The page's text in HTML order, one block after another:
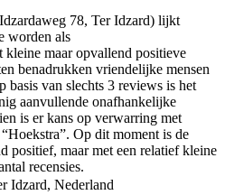
78, Ter Idzard) lijkt
worden als
maar opvallend positieve
benadrukken vriendelijke mensen
basis van slechts 3 reviews is het
aanvullende onafhankelijke
is er kans op verwarring met
Op dit moment is de
positief, maar met een relatief kleine
recensies.
Idzard, Nederland